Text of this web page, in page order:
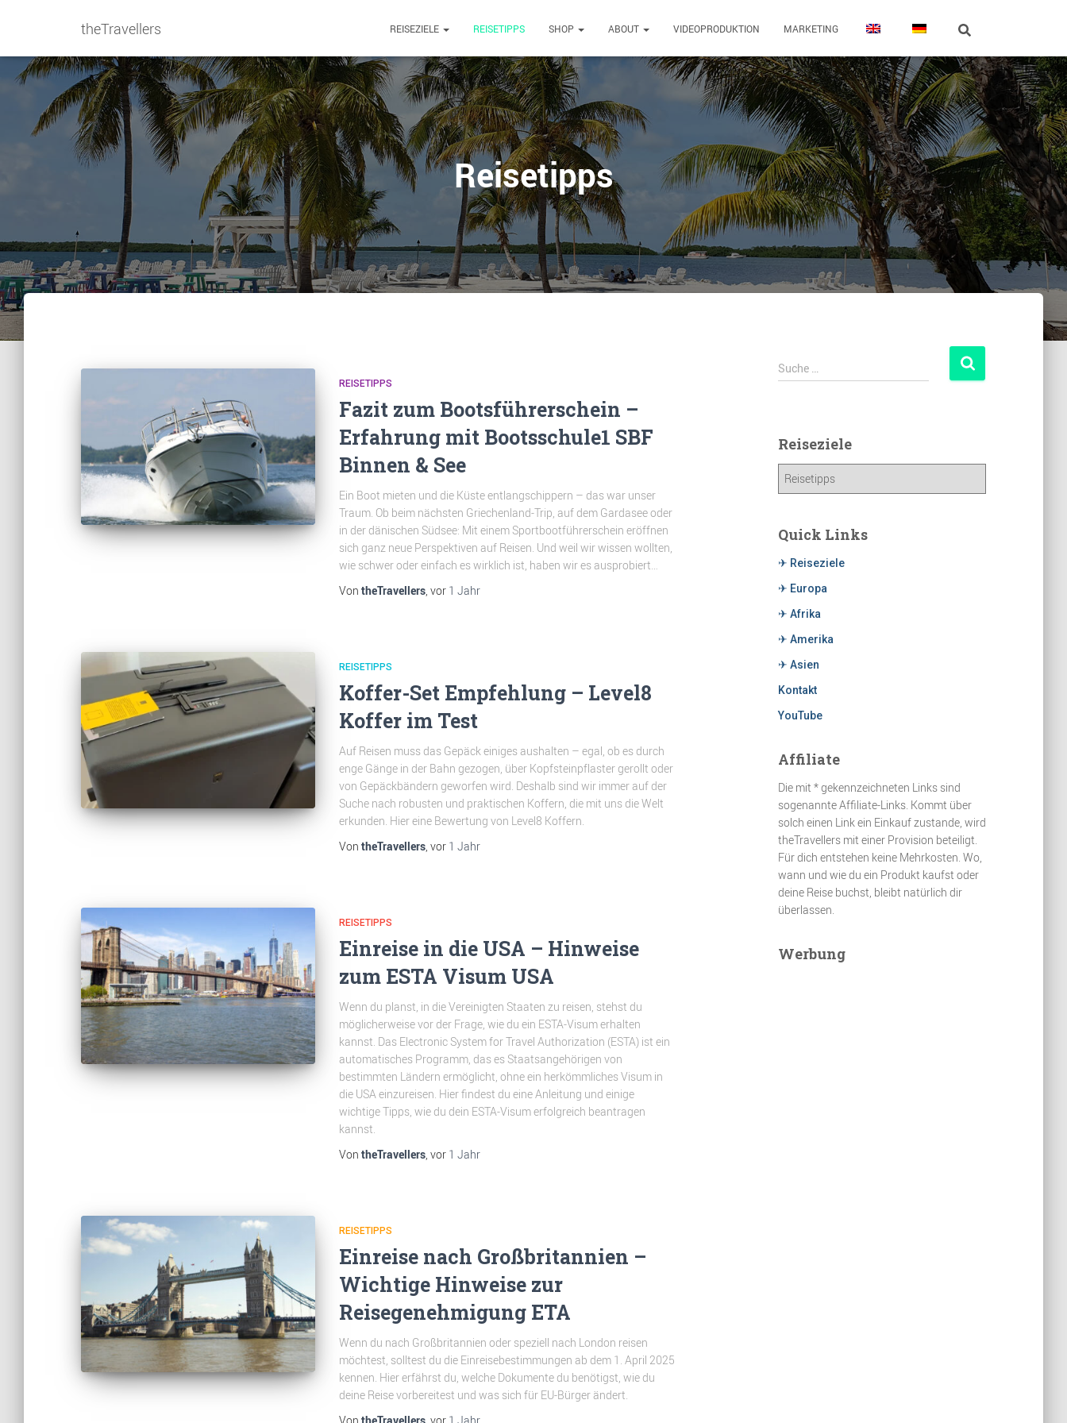
theTravellers REISEZIELE REISETIPPS SHOP ABOUT VIDEOPRODUKTION MARKETING
Reisetipps
REISETIPPS
Fazit zum Bootsführerschein –
Erfahrung mit Bootsschule1 SBF
Binnen & See
Ein Boot mieten und die Küste entlangschippern – das war unser
Traum. Ob beim nächsten Griechenland-Trip, auf dem Gardasee oder
in der dänischen Südsee: Mit einem Sportbootführerschein eröffnen
sich ganz neue Perspektiven auf Reisen. Und weil wir wissen wollten,
wie schwer oder einfach es wirklich ist, haben wir es ausprobiert…
Von theTravellers, vor 1 Jahr
REISETIPPS
Koffer-Set Empfehlung – Level8
Koffer im Test
Auf Reisen muss das Gepäck einiges aushalten – egal, ob es durch
enge Gänge in der Bahn gezogen, über Kopfsteinpflaster gerollt oder
von Gepäckbändern geworfen wird. Deshalb sind wir immer auf der
Suche nach robusten und praktischen Koffern, die mit uns die Welt
erkunden. Hier eine Bewertung von Level8 Koffern.
Von theTravellers, vor 1 Jahr
REISETIPPS
Einreise in die USA – Hinweise
zum ESTA Visum USA
Wenn du planst, in die Vereinigten Staaten zu reisen, stehst du
möglicherweise vor der Frage, wie du ein ESTA-Visum erhalten
kannst. Das Electronic System for Travel Authorization (ESTA) ist ein
automatisches Programm, das es Staatsangehörigen von
bestimmten Ländern ermöglicht, ohne ein herkömmliches Visum in
die USA einzureisen. Hier findest du eine Anleitung und einige
wichtige Tipps, wie du dein ESTA-Visum erfolgreich beantragen
kannst.
Von theTravellers, vor 1 Jahr
REISETIPPS
Einreise nach Großbritannien –
Wichtige Hinweise zur
Reisegenehmigung ETA
Wenn du nach Großbritannien oder speziell nach London reisen
möchtest, solltest du die Einreisebestimmungen ab dem 1. April 2025
kennen. Hier erfährst du, welche Dokumente du benötigst, wie du
deine Reise vorbereitest und was sich für EU-Bürger ändert.
Suche …
Reiseziele
Quick Links
✈ Reiseziele
✈ Europa
✈ Afrika
✈ Amerika
✈ Asien
Kontakt
YouTube
Affiliate
Die mit * gekennzeichneten Links sind
sogenannte Affiliate-Links. Kommt über
solch einen Link ein Einkauf zustande, wird
theTravellers mit einer Provision beteiligt.
Für dich entstehen keine Mehrkosten. Wo,
wann und wie du ein Produkt kaufst oder
deine Reise buchst, bleibt natürlich dir
überlassen.
Werbung